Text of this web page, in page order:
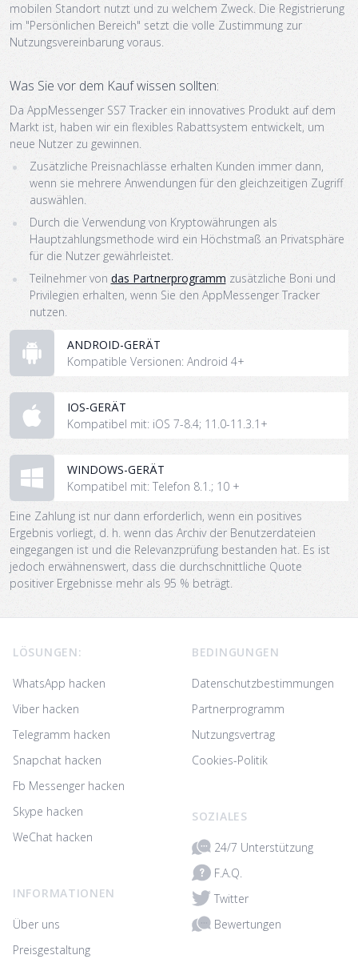
mobilen Standort nutzt und zu welchem Zweck. Die Registrierung
im "Persönlichen Bereich" setzt die volle Zustimmung zur
Nutzungsvereinbarung voraus.
Was Sie vor dem Kauf wissen sollten:
Da AppMessenger SS7 Tracker ein innovatives Produkt auf dem
Markt ist, haben wir ein flexibles Rabattsystem entwickelt, um
neue Nutzer zu gewinnen.
Zusätzliche Preisnachlässe erhalten Kunden immer dann,
wenn sie mehrere Anwendungen für den gleichzeitigen Zugriff
auswählen.
Durch die Verwendung von Kryptowährungen als
Hauptzahlungsmethode wird ein Höchstmaß an Privatsphäre
für die Nutzer gewährleistet.
Teilnehmer von das Partnerprogramm zusätzliche Boni und
Privilegien erhalten, wenn Sie den AppMessenger Tracker
nutzen.
ANDROID-GERÄT
Kompatible Versionen: Android 4+
IOS-GERÄT
Kompatibel mit: iOS 7-8.4; 11.0-11.3.1+
WINDOWS-GERÄT
Kompatibel mit: Telefon 8.1.; 10 +
Eine Zahlung ist nur dann erforderlich, wenn ein positives
Ergebnis vorliegt, d. h. wenn das Archiv der Benutzerdateien
eingegangen ist und die Relevanzprüfung bestanden hat. Es ist
jedoch erwähnenswert, dass die durchschnittliche Quote
positiver Ergebnisse mehr als 95 % beträgt.
LÖSUNGEN:
WhatsApp hacken
Viber hacken
Telegramm hacken
Snapchat hacken
Fb Messenger hacken
Skype hacken
WeChat hacken
INFORMATIONEN
Über uns
Preisgestaltung
BEDINGUNGEN
Datenschutzbestimmungen
Partnerprogramm
Nutzungsvertrag
Cookies-Politik
SOZIALES
24/7 Unterstützung
F.A.Q.
Twitter
Bewertungen